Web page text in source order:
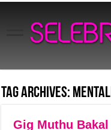
Tag Archives:
Gig Muthu